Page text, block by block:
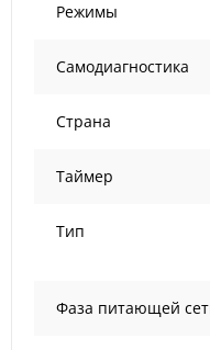
Режимы
Самодиагностика
Страна
Таймер
Тип
Фаза питающей